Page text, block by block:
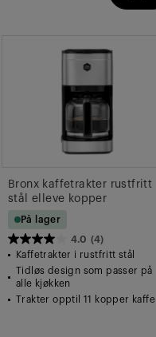
Bronx kaffetrakter rustfritt
stål elleve kopper
På lager
4.0 (4)
4.0
av
stjerner.
Kaffetrakter i rustfritt stål
Tidløs design som passer på
alle kjøkken
Trakter opptil 11 kopper kaffe